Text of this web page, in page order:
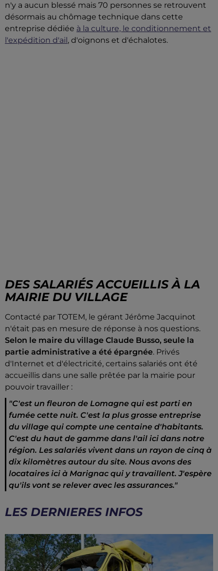
n'y a aucun blessé mais 70 personnes se retrouvent
désormais au chômage technique dans cette
entreprise dédiée à la culture, le conditionnement et
l'expédition d'ail, d'oignons et d'échalotes.
DES SALARIÉS ACCUEILLIS À LA
MAIRIE DU VILLAGE
Contacté par TOTEM, le gérant Jérôme Jacquinot
n'était pas en mesure de réponse à nos questions.
Selon le maire du village Claude Busso, seule la
partie administrative a été épargnée. Privés
d'Internet et d'électricité, certains salariés ont été
accueillis dans une salle prêtée par la mairie pour
pouvoir travailler :
"C'est un fleuron de Lomagne qui est parti en
fumée cette nuit. C'est la plus grosse entreprise
du village qui compte une centaine d'habitants.
C'est du haut de gamme dans l'ail ici dans notre
région. Les salariés vivent dans un rayon de cinq à
dix kilomètres autour du site. Nous avons des
locataires ici à Marignac qui y travaillent. J'espère
qu'ils vont se relever avec les assurances."
LES DERNIERES INFOS